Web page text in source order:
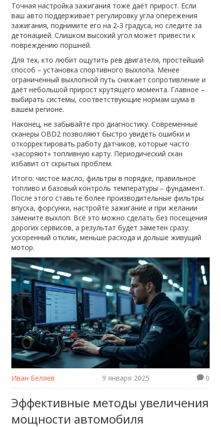
Точная настройка зажигания тоже даёт прирост. Если
ваш авто поддерживает регулировку угла опережения
зажигания, поднимите его на 2‑3 градуса, но следите за
детонацией. Слишком высокий угол может привести к
повреждению поршней.
Для тех, кто любит ощутить рев двигателя, простейший
способ – установка спортивного выхлопа. Менее
ограниченный выхлопной путь снижает сопротивление и
даёт небольшой прирост крутящего момента. Главное –
выбирать системы, соответствующие нормам шума в
вашем регионе.
Наконец, не забывайте про диагностику. Современные
сканеры OBD2 позволяют быстро увидеть ошибки и
откорректировать работу датчиков, которые часто
«засоряют» топливную карту. Периодический скан
избавит от скрытых проблем.
Итого: чистое масло, фильтры в порядке, правильное
топливо и базовый контроль температуры – фундамент.
После этого ставьте более производительные фильтры
впуска, форсунки, настройте зажигание и при желании
замените выхлоп. Всё это можно сделать без посещения
дорогих сервисов, а результат будет заметен сразу:
ускоренный отклик, меньше расхода и дольше живущий
мотор.
Иван Беляев 9 января 2025 0
Эффективные методы увеличения
мощности автомобиля